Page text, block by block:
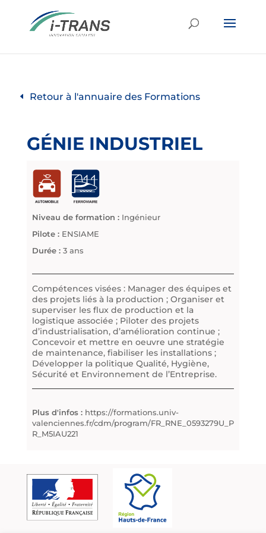
Retour à l'annuaire des Formations
GÉNIE INDUSTRIEL
Niveau de formation : Ingénieur
Pilote : ENSIAME
Durée : 3 ans
Compétences visées : Manager des équipes et
des projets liés à la production ; Organiser et
superviser les flux de production et la
logistique associée ; Piloter des projets
d’industrialisation, d’amélioration continue ;
Concevoir et mettre en oeuvre une stratégie
de maintenance, fiabiliser les installations ;
Développer la politique Qualité, Hygiène,
Sécurité et Environnement de l’Entreprise.
Plus d'infos : https://formations.univ-
valenciennes.fr/cdm/program/FR_RNE_0593279U_P
R_M5IAU221